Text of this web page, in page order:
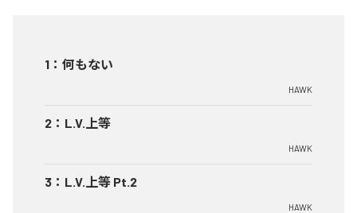
1 ： 何もない
HAWK
2 ： L.V.上等
HAWK
3 ： L.V.上等 Pt.2
HAWK